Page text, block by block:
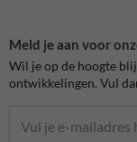
Meld je aan voor
Wil je op de hoogte
ontwikkelingen. Vul